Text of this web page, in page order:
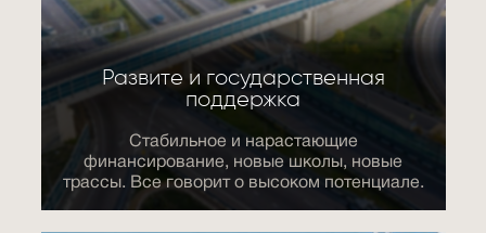
Стабильное и нарастающие
финансирование, новые школы, новые
трассы. Все говорит о высоком потенциале.
Развите и государственная
поддержка